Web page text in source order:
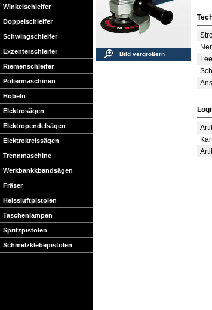
Winkelschleifer
Doppelschleifer
Schwingschleifer
Exzenterschleifer
Riemenschleifer
Poliermaschinen
Hobeln
Elektrosägen
Elektropendelsägen
Elektrokreissägen
Trennmaschine
Werkbankkbandsägen
Fräser
Heissluftpistolen
Taschenlampen
Spritzpistolen
Schmelzklebepistolen
Bild vergrößern